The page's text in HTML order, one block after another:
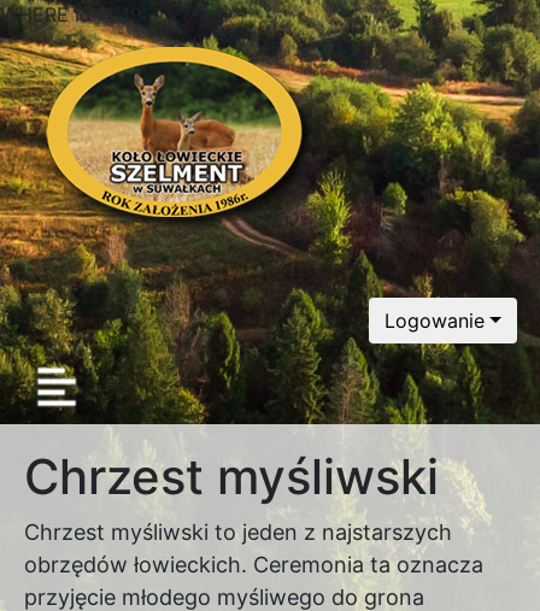
WHERE id = '19'
Logowanie
Chrzest myśliwski
Chrzest myśliwski to jeden z najstarszych
obrzędów łowieckich. Ceremonia ta oznacza
przyjęcie młodego myśliwego do grona